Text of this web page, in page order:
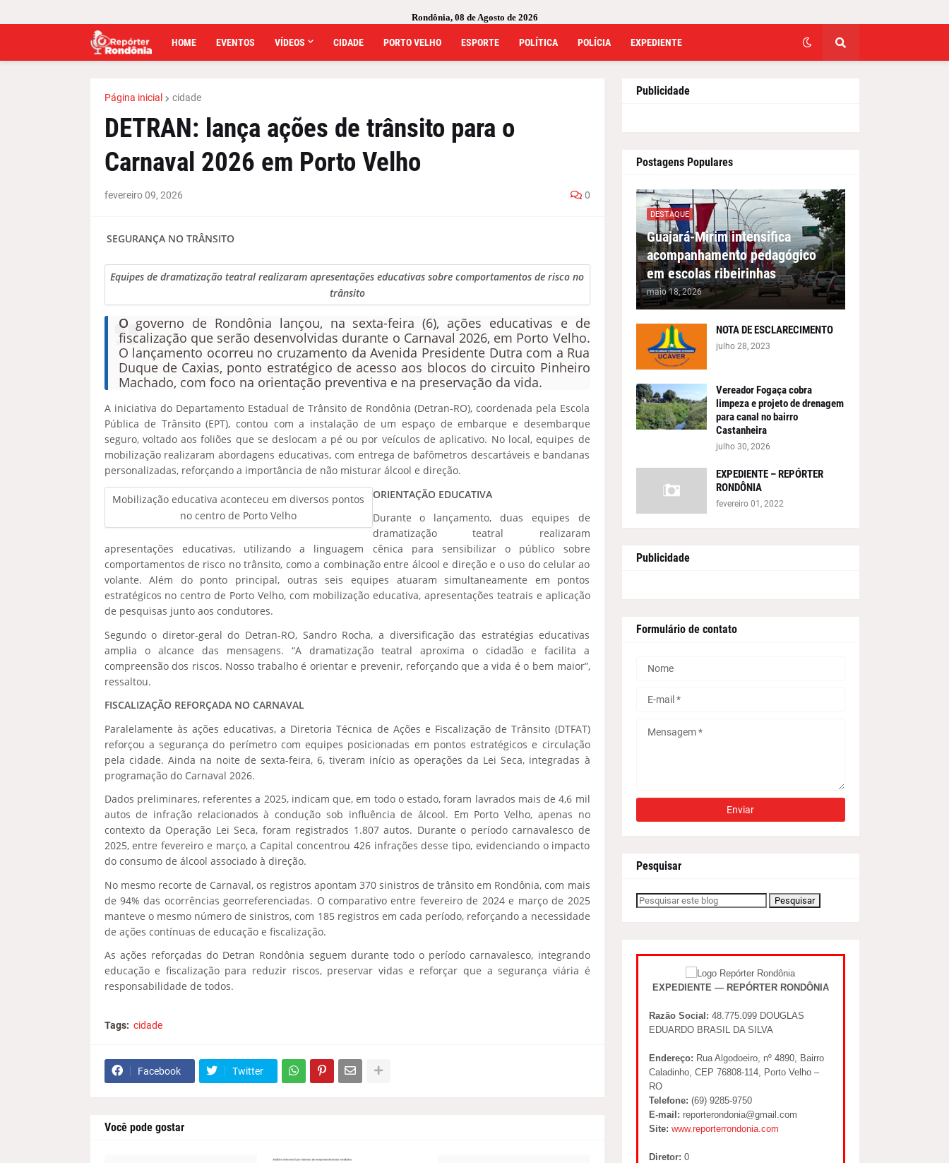
Rondônia, 08 de Agosto de 2026
HOME EVENTOS VÍDEOS CIDADE PORTO VELHO ESPORTE POLÍTICA POLÍCIA EXPEDIENTE
Página inicial cidade
DETRAN: lança ações de trânsito para o
Carnaval 2026 em Porto Velho
fevereiro 09, 2026 0
SEGURANÇA NO TRÂNSITO
Equipes de dramatização teatral realizaram apresentações educativas sobre comportamentos de risco no
trânsito
O governo de Rondônia lançou, na sexta-feira (6), ações educativas e de
fiscalização que serão desenvolvidas durante o Carnaval 2026, em Porto Velho.
O lançamento ocorreu no cruzamento da Avenida Presidente Dutra com a Rua
Duque de Caxias, ponto estratégico de acesso aos blocos do circuito Pinheiro
Machado, com foco na orientação preventiva e na preservação da vida.
A iniciativa do Departamento Estadual de Trânsito de Rondônia (Detran-RO), coordenada pela Escola
Pública de Trânsito (EPT), contou com a instalação de um espaço de embarque e desembarque
seguro, voltado aos foliões que se deslocam a pé ou por veículos de aplicativo. No local, equipes de
mobilização realizaram abordagens educativas, com entrega de bafômetros descartáveis e bandanas
personalizadas, reforçando a importância de não misturar álcool e direção.
Mobilização educativa aconteceu em diversos pontos
no centro de Porto Velho
ORIENTAÇÃO EDUCATIVA
Durante o lançamento, duas equipes de
dramatização teatral realizaram
apresentações educativas, utilizando a linguagem cênica para sensibilizar o público sobre
comportamentos de risco no trânsito, como a combinação entre álcool e direção e o uso do celular ao
volante. Além do ponto principal, outras seis equipes atuaram simultaneamente em pontos
estratégicos no centro de Porto Velho, com mobilização educativa, apresentações teatrais e aplicação
de pesquisas junto aos condutores.
Segundo o diretor-geral do Detran-RO, Sandro Rocha, a diversificação das estratégias educativas
amplia o alcance das mensagens. “A dramatização teatral aproxima o cidadão e facilita a
compreensão dos riscos. Nosso trabalho é orientar e prevenir, reforçando que a vida é o bem maior”,
ressaltou.
FISCALIZAÇÃO REFORÇADA NO CARNAVAL
Paralelamente às ações educativas, a Diretoria Técnica de Ações e Fiscalização de Trânsito (DTFAT)
reforçou a segurança do perímetro com equipes posicionadas em pontos estratégicos e circulação
pela cidade. Ainda na noite de sexta-feira, 6, tiveram início as operações da Lei Seca, integradas à
programação do Carnaval 2026.
Dados preliminares, referentes a 2025, indicam que, em todo o estado, foram lavrados mais de 4,6 mil
autos de infração relacionados à condução sob influência de álcool. Em Porto Velho, apenas no
contexto da Operação Lei Seca, foram registrados 1.807 autos. Durante o período carnavalesco de
2025, entre fevereiro e março, a Capital concentrou 426 infrações desse tipo, evidenciando o impacto
do consumo de álcool associado à direção.
No mesmo recorte de Carnaval, os registros apontam 370 sinistros de trânsito em Rondônia, com mais
de 94% das ocorrências georreferenciadas. O comparativo entre fevereiro de 2024 e março de 2025
manteve o mesmo número de sinistros, com 185 registros em cada período, reforçando a necessidade
de ações contínuas de educação e fiscalização.
As ações reforçadas do Detran Rondônia seguem durante todo o período carnavalesco, integrando
educação e fiscalização para reduzir riscos, preservar vidas e reforçar que a segurança viária é
responsabilidade de todos.
Tags: cidade
Facebook Twitter
Você pode gostar
Publicidade
Postagens Populares
DESTAQUE
Guajará-Mirim intensifica
acompanhamento pedagógico
em escolas ribeirinhas
maio 18, 2026
NOTA DE ESCLARECIMENTO
julho 28, 2023
Vereador Fogaça cobra
limpeza e projeto de drenagem
para canal no bairro
Castanheira
julho 30, 2026
EXPEDIENTE – REPÓRTER
RONDÔNIA
fevereiro 01, 2022
Publicidade
Formulário de contato
Pesquisar
EXPEDIENTE — REPÓRTER RONDÔNIA
Razão Social: 48.775.099 DOUGLAS
EDUARDO BRASIL DA SILVA
Endereço: Rua Algodoeiro, nº 4890, Bairro
Caladinho, CEP 76808-114, Porto Velho –
RO
Telefone: (69) 9285-9750
E-mail: reporterondonia@gmail.com
Site: www.reporterrondonia.com
Diretor: 0